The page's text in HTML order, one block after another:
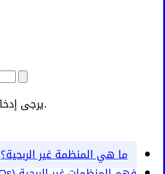
يرجى إدخال على الأقل 4 أحرف.
ما هي المنظمة غير الربحية؟